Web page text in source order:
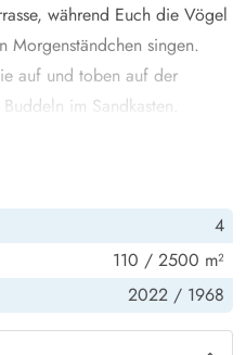
während Euch die Vögel
Morgenständchen singen.
auf und toben auf der
im Sandkasten.
mit der halboffenen
Nordseeluft könnt Ihr
aufwärmen. Beginnt mit
und rundet die
wohltuenden Saunagang ab.
4
110 / 2500 m²
2022 / 1968